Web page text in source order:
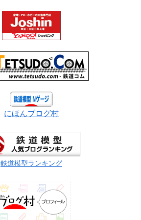
にほんブログ村
鉄道模型ランキング